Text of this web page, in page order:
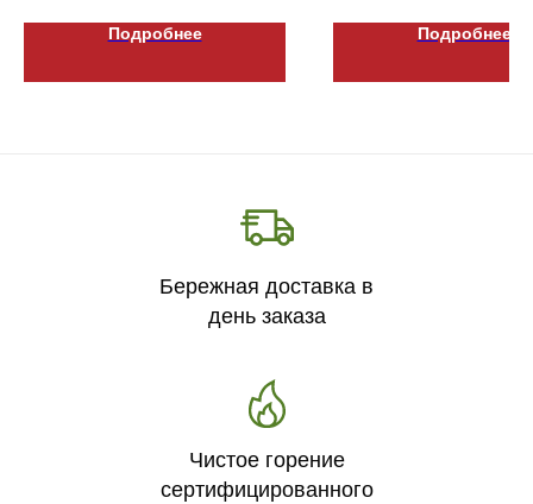
Подробнее Подробнее
Бережная доставка в
день заказа
Чистое горение
сертифицированного